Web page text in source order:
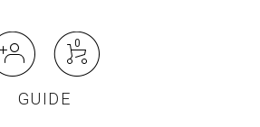
0
GUIDE